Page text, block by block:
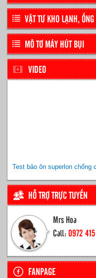
VẬT TƯ KHO LẠNH, ỐNG
MÔ TƠ MÁY HÚT BỤI
VIDEO
Test bảo ôn superlon chống
HỖ TRỢ TRỰC TUYẾN
Mrs Hoa
Call: 0972
FANPAGE